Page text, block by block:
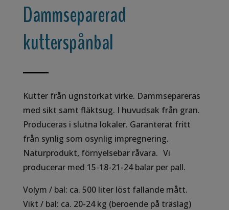
Dammseparerad
kutterspånbal
Kutter från ugnstorkat virke. Dammsepareras
med sikt samt fläktsug. I huvudsak från gran.
Produceras i slutna lokaler. Garanterat fritt
från synlig som osynlig impregnering.
Naturprodukt, förnyelsebar råvara. Vi
producerar med 15-18-21-24 balar per pall.
Volym / bal: ca. 500 liter löst fallande mått.
Vikt / bal: ca. 20-24 kg (beroende på träslag)